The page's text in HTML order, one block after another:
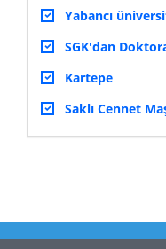
Yabancı
SGK'dan
Kartepe
Saklı Cennet